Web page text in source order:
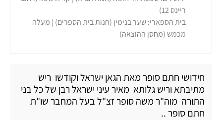
ריינס 12)
בית הספארי: שער בנימין (חנות בית הספרים) | מעלה
מכמש (מחסן ההוצאה)
חידושי חתם סופר מאת הגאן ישראל וקודשו ריש
מתיבתא וריש גלותא מאיר עיני ישראל רבן של כל בני
התורה מוה"ר משה סופר זצ"ל בעל המחבר שו"ת
חתם סופר ..